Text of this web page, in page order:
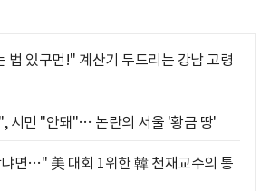
법 있구먼!" 계산기 두드리는 강남 고령
시민 "안돼"… 논란의 서울 '황금 땅'
면…" 美 대회 1위한 韓 천재교수의 통